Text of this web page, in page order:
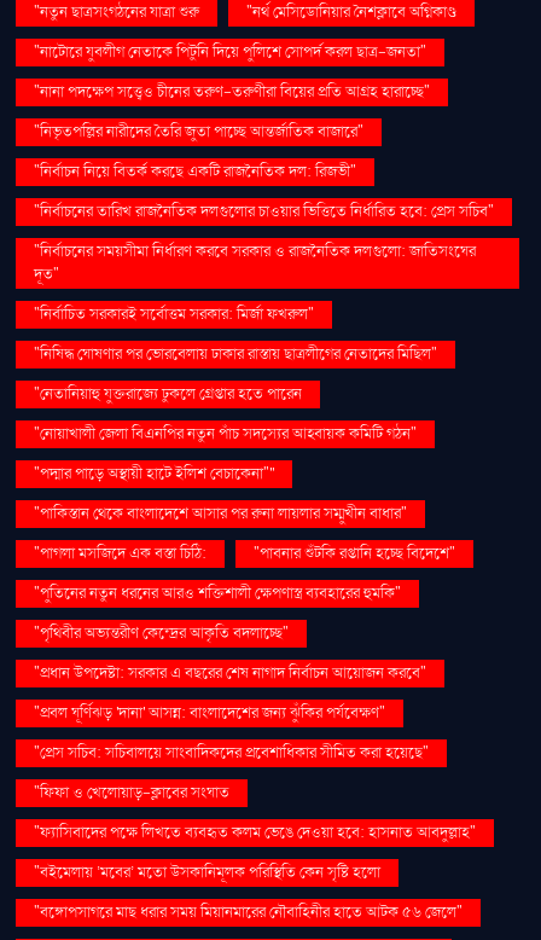
"নতুন ছাত্রসংগঠনের যাত্রা শুরু
"নর্থ মেসিডোনিয়ার নৈশক্লাবে অগ্নিকাণ্ড
"নাটোরে যুবলীগ নেতাকে পিটুনি দিয়ে পুলিশে সোপর্দ করল ছাত্র-জনতা"
"নানা পদক্ষেপ সত্ত্বেও চীনের তরুণ-তরুণীরা বিয়ের প্রতি আগ্রহ হারাচ্ছে"
"নিভৃতপল্লির নারীদের তৈরি জুতা পাচ্ছে আন্তর্জাতিক বাজারে"
"নির্বাচন নিয়ে বিতর্ক করছে একটি রাজনৈতিক দল: রিজভী"
"নির্বাচনের তারিখ রাজনৈতিক দলগুলোর চাওয়ার ভিত্তিতে নির্ধারিত হবে: প্রেস সচিব"
"নির্বাচনের সময়সীমা নির্ধারণ করবে সরকার ও রাজনৈতিক দলগুলো: জাতিসংঘের
দূত"
"নির্বাচিত সরকারই সর্বোত্তম সরকার: মির্জা ফখরুল"
"নিষিদ্ধ ঘোষণার পর ভোরবেলায় ঢাকার রাস্তায় ছাত্রলীগের নেতাদের মিছিল"
"নেতানিয়াহু যুক্তরাজ্যে ঢুকলে গ্রেপ্তার হতে পারেন
"নোয়াখালী জেলা বিএনপির নতুন পাঁচ সদস্যের আহ্বায়ক কমিটি গঠন"
"পদ্মার পাড়ে অস্থায়ী হাটে ইলিশ বেচাকেনা"''
"পাকিস্তান থেকে বাংলাদেশে আসার পর রুনা লায়লার সম্মুখীন বাধার"
"পাগলা মসজিদে এক বস্তা চিঠি:
"পাবনার শুঁটকি রপ্তানি হচ্ছে বিদেশে"
"পুতিনের নতুন ধরনের আরও শক্তিশালী ক্ষেপণাস্ত্র ব্যবহারের হুমকি"
"পৃথিবীর অভ্যন্তরীণ কেন্দ্রের আকৃতি বদলাচ্ছে"
"প্রধান উপদেষ্টা: সরকার এ বছরের শেষ নাগাদ নির্বাচন আয়োজন করবে"
"প্রবল ঘূর্ণিঝড় 'দানা' আসন্ন: বাংলাদেশের জন্য ঝুঁকির পর্যবেক্ষণ"
"প্রেস সচিব: সচিবালয়ে সাংবাদিকদের প্রবেশাধিকার সীমিত করা হয়েছে"
"ফিফা ও খেলোয়াড়-ক্লাবের সংঘাত
"ফ্যাসিবাদের পক্ষে লিখতে ব্যবহৃত কলম ভেঙে দেওয়া হবে: হাসনাত আবদুল্লাহ"
"বইমেলায় ‘মবের’ মতো উসকানিমূলক পরিস্থিতি কেন সৃষ্টি হলো
"বঙ্গোপসাগরে মাছ ধরার সময় মিয়ানমারের নৌবাহিনীর হাতে আটক ৫৬ জেলে"